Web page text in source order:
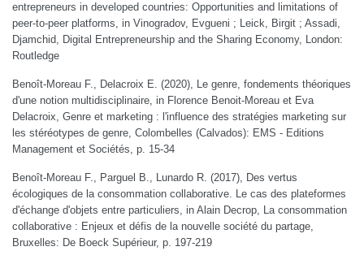
entrepreneurs in developed countries: Opportunities and limitations of
peer-to-peer platforms, in Vinogradov, Evgueni ; Leick, Birgit ; Assadi,
Djamchid, Digital Entrepreneurship and the Sharing Economy, London:
Routledge
Benoît-Moreau F., Delacroix E. (2020), Le genre, fondements théoriques
d'une notion multidisciplinaire, in Florence Benoit-Moreau et Eva
Delacroix, Genre et marketing : l'influence des stratégies marketing sur
les stéréotypes de genre, Colombelles (Calvados): EMS - Editions
Management et Sociétés, p. 15-34
Benoît-Moreau F., Parguel B., Lunardo R. (2017), Des vertus
écologiques de la consommation collaborative. Le cas des plateformes
d'échange d'objets entre particuliers, in Alain Decrop, La consommation
collaborative : Enjeux et défis de la nouvelle société du partage,
Bruxelles: De Boeck Supérieur, p. 197-219